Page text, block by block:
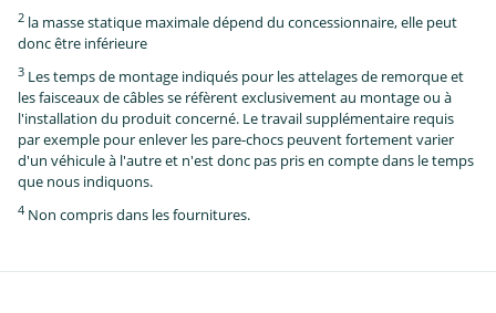
2 la masse statique maximale dépend du concessionnaire, elle peut
donc être inférieure
3 Les temps de montage indiqués pour les attelages de remorque et
les faisceaux de câbles se réfèrent exclusivement au montage ou à
l'installation du produit concerné. Le travail supplémentaire requis
par exemple pour enlever les pare-chocs peuvent fortement varier
d'un véhicule à l'autre et n'est donc pas pris en compte dans le temps
que nous indiquons.
4 Non compris dans les fournitures.